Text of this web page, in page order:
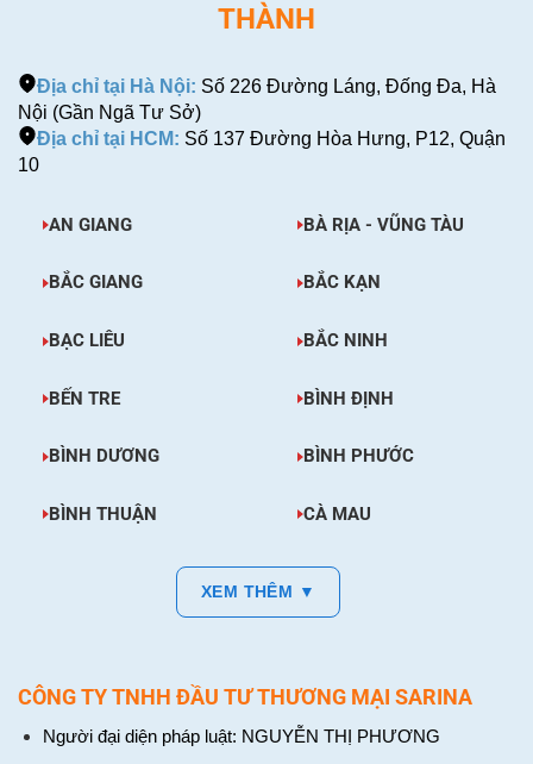
THÀNH
Địa chỉ tại Hà Nội: Số 226 Đường Láng, Đống Đa, Hà
Nội (Gần Ngã Tư Sở)
Địa chỉ tại HCM: Số 137 Đường Hòa Hưng, P12, Quận
10
AN GIANG BÀ RỊA - VŨNG TÀU
BẮC GIANG BẮC KẠN
BẠC LIÊU BẮC NINH
BẾN TRE BÌNH ĐỊNH
BÌNH DƯƠNG BÌNH PHƯỚC
BÌNH THUẬN CÀ MAU
XEM THÊM ▼
CÔNG TY TNHH ĐẦU TƯ THƯƠNG MẠI SARINA
Người đại diện pháp luật: NGUYỄN THỊ PHƯƠNG